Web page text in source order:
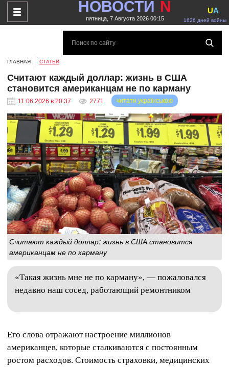
НОВОСТИ N
пятница, 7 Августа 2026 00:15 1626 дней войны
UA
ГЛАВНАЯ СТАТЬИ
Считают каждый доллар: жизнь в США
становится американцам не по карману
11.06.2026 в 20:37 2771 читати українською
Считают каждый доллар: жизнь в США становится
американцам не по карману
«Такая жизнь мне не по карману», — пожаловался
недавно наш сосед, работающий ремонтником
Его слова отражают настроение миллионов
американцев, которые сталкиваются с постоянным
ростом расходов. Стоимость страховки, медицинских